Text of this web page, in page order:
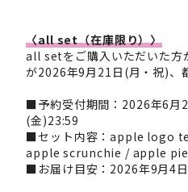
〈all set（在庫限り）〉
all setをご購入いただいた方
が2026年9月21日(月・祝)、
■予約受付期間：2026年6月
(金)23:59
■セット内容：apple logo
apple scrunchie / apple
■お届け目安：2026年9月4